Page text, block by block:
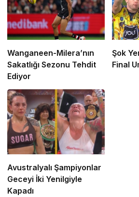
Wanganeen-Milera’nın
Sakatlığı Sezonu Tehdit
Ediyor
Şok
Final
Avustralyalı Şampiyonlar
Geceyi İki Yenilgiyle
Kapadı